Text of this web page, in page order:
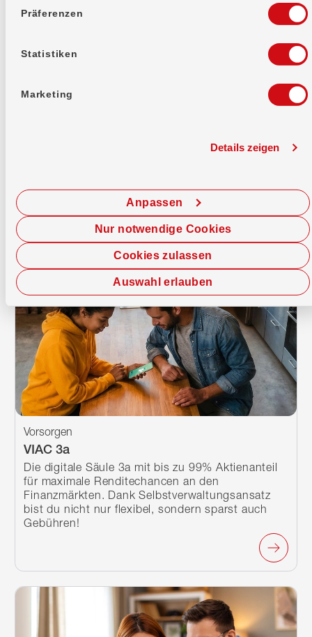
Präferenzen
Statistiken
Marketing
Details zeigen
Cookies zulassen
Anpassen
Auswahl erlauben
Nur notwendige Cookies
Konto & Karte
Mastercard, E-Banking und TWINT. Alles drin,
VIAC 3a
Vorsorgen
Die digitale Säule 3a mit bis zu 99% Aktienanteil
für maximale Renditechancen an den
Finanzmärkten. Dank Selbstverwaltungsansatz
bist du nicht nur flexibel, sondern sparst auch
Gebühren!